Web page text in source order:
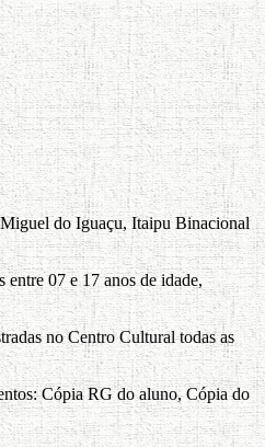
do Iguaçu, Itaipu Binacional
entre 07 e 17 anos de idade,
no Centro Cultural todas as
Cópia RG do aluno, Cópia do